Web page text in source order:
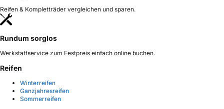
Reifen & Kompletträder vergleichen und sparen.
Rundum sorglos
Werkstattservice zum Festpreis einfach online buchen.
Reifen
Winterreifen
Ganzjahresreifen
Sommerreifen